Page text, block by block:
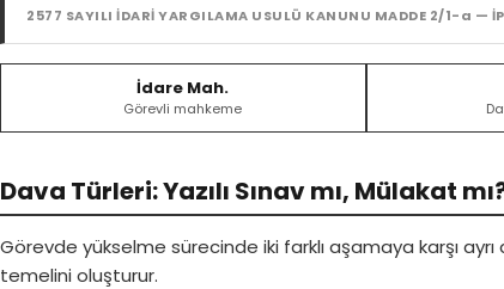
2577 SAYILI İDARİ YARGILAMA USULÜ KANUNU MADDE 2/1-a —
İdare Mah.
Görevli mahkeme
Dava Türleri: Yazılı Sınav mı, Mülakat
Görevde yükselme sürecinde iki farklı aşamaya karşı
temelini oluşturur.